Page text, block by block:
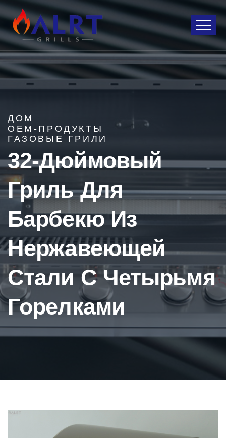
ДОМ
OEM-ПРОДУКТЫ
ГАЗОВЫЕ ГРИЛИ
32-Дюймовый
Гриль Для
Барбекю Из
Нержавеющей
Стали С Четырьмя
Горелками